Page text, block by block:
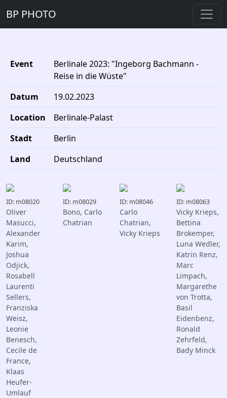
BP PHOTO
Event
Berlinale 2023: "Ingeborg Bachmann -
Reise in die Wüste"
Datum
19.02.2023
Location
Berlinale-Palast
Stadt
Berlin
Land
Deutschland
ID: m08020
Oliver
Masucci,
Alexander
Karim,
Joshua
Odjick,
Rosabell
Laurenti
Sellers,
Franziska
Weisz,
Leonie
Benesch,
Cecile de
France,
Klaas
Heufer-
Umlauf
ID: m08029
Bono, Carlo
Chatrian
ID: m08046
Carlo
Chatrian,
Vicky Krieps
ID: m08063
Vicky Krieps,
Bettina
Brokemper,
Luna Wedler,
Katrin Renz,
Marc
Limpach,
Margarethe
von Trotta,
Basil
Eidenbenz,
Ronald
Zehrfeld,
Bady Minck